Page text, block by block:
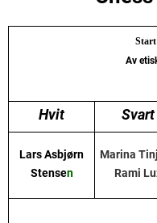
Av
Hvit Svart
Lars Asbjørn
Stensen
Marina
Rami